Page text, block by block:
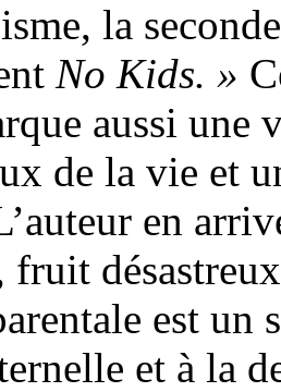
la
No Kids. »
aussi une
de la vie et
en
fruit
est un
et à la